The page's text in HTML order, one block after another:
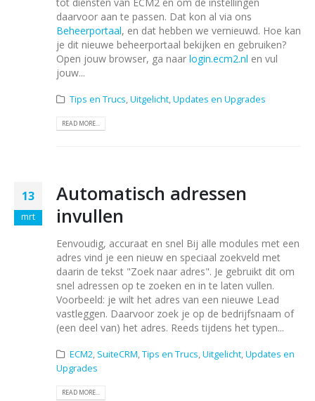
daarvoor aan te passen. Dat kon al via ons
Beheerportaal, en dat hebben we vernieuwd. Hoe kan
je dit nieuwe beheerportaal bekijken en gebruiken?
Open jouw browser, ga naar login.ecm2.nl en vul
jouw...
Tips en Trucs,Uitgelicht,Updates en Upgrades
READ MORE...
13
mrt
Automatisch adressen
invullen
Eenvoudig, accuraat en snel Bij alle modules met een
adres vind je een nieuw en speciaal zoekveld met
daarin de tekst "Zoek naar adres". Je gebruikt dit om
snel adressen op te zoeken en in te laten vullen.
Voorbeeld: je wilt het adres van een nieuwe Lead
vastleggen. Daarvoor zoek je op de bedrijfsnaam of
(een deel van) het adres. Reeds tijdens het typen...
ECM2, SuiteCRM,Tips en Trucs,Uitgelicht,Updates en
Upgrades
READ MORE...